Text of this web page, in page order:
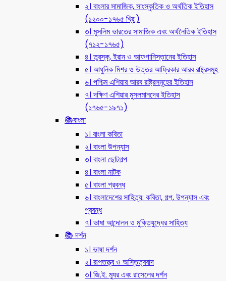
২। বাংলার সামাজিক, সাংস্কৃতিক ও অর্থতিক ইতিহাস
(১২০০-১৭৬৫ খ্রি:)
৩। মুসলিম ভারতের সামাজিক এবং অর্থনৈতিক ইতিহাস
(৭১২-১৭৬৫)
৪। তুরস্ক, ইরান ও আফগানিস্তানের ইতিহাস
৫। আধুনিক মিশর ও উত্তর আফ্রিকার আরব রাষ্ট্রসমূহ
৬। পশ্চিম এশিয়ার আরব রাষ্ট্রসমূহের ইতিহাস
৭। দক্ষিণ এশিয়ার মুসলমানদের ইতিহাস
(১৭৬৫-১৯৭১)
📚বাংলা
১। বাংলা কবিতা
২। বাংলা উপন্যাস
৩। বাংলা ছোটগল্প
৪। বাংলা নাটক
৫। বাংলা প্রবন্ধ
৬। বাংলাদেশের সাহিত্য: কবিতা, গল্প, উপন্যাস এবং
প্রবন্ধ
৭। ভাষা আন্দোলন ও মুক্তিযুদ্ধের সাহিত্য
📚 দর্শন
১। ভাষা দর্শন
২। রূপতত্ত্ব ও অস্তিত্ববাদ
৩। জি.ই. ম্যুর এবং রাসেলের দর্শন